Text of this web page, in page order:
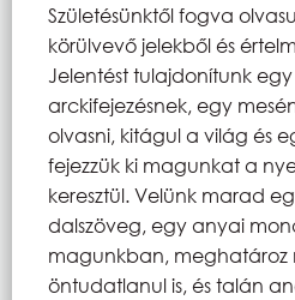
Születésünktől fogva
körülvevő jelekből és
Jelentést tulajdonítunk
arckifejezésnek, egy
olvasni, kitágul a világ és
fejezzük ki magunkat a
keresztül. Velünk marad
dalszöveg, egy anyai
magunkban, meghatároz
öntudatlanul is, és talán